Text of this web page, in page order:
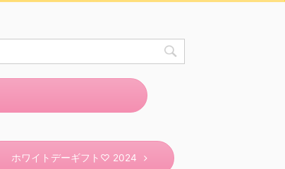
ホワイトデーギフト♡ 2024